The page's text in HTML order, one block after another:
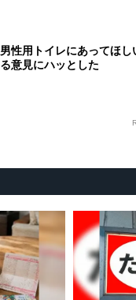
男性用トイレにあってほ
る意見にハッとした